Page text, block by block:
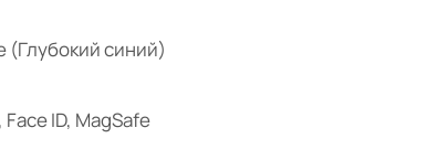
(Глубокий синий)
ID, MagSafe